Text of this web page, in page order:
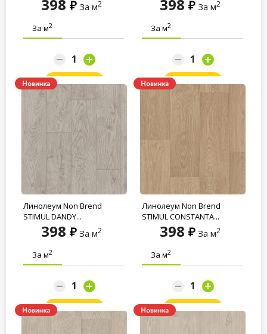
398 За м2
За м2
Заказать
398 За м2
За м2
Заказать
Линолеум Non Brend
STIMUL DANDY...
398 За м2
За м2
Заказать
Линолеум Non Brend
STIMUL CONSTANTA...
398 За м2
За м2
Заказать